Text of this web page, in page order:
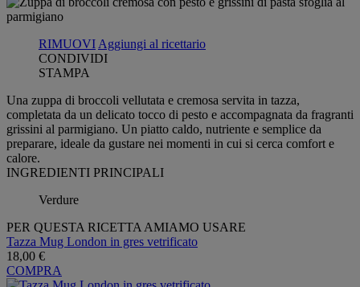
RIMUOVI Aggiungi al ricettario
CONDIVIDI
STAMPA
Una zuppa di broccoli vellutata e cremosa servita in tazza,
completata da un delicato tocco di pesto e accompagnata da fragranti
grissini al parmigiano. Un piatto caldo, nutriente e semplice da
preparare, ideale da gustare nei momenti in cui si cerca comfort e
calore.
INGREDIENTI PRINCIPALI
Verdure
PER QUESTA RICETTA AMIAMO USARE
Tazza Mug London in gres vetrificato
18,00 €
COMPRA